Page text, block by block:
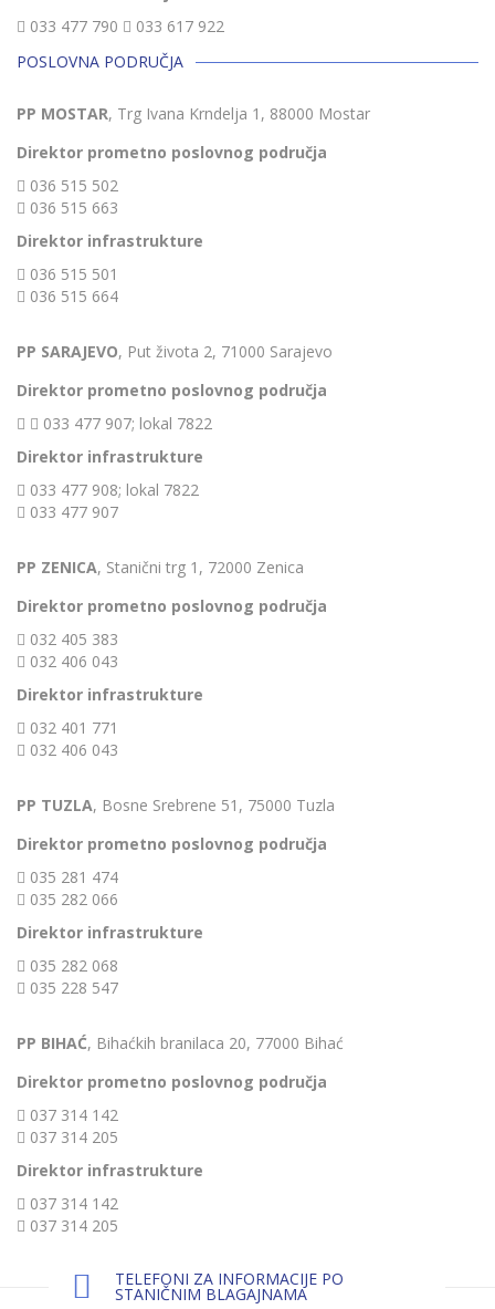
033 477 790
033 617 922
POSLOVNA PODRUČJA
PP MOSTAR, Trg Ivana Krndelja 1, 88000 Mostar
Direktor prometno poslovnog područja
036 515 502
036 515 663
Direktor infrastrukture
036 515 501
036 515 664
PP SARAJEVO, Put života 2, 71000 Sarajevo
Direktor prometno poslovnog područja
033 477 907; lokal 7822
Direktor infrastrukture
033 477 908; lokal 7822
033 477 907
PP ZENICA, Stanični trg 1, 72000 Zenica
Direktor prometno poslovnog područja
032 405 383
032 406 043
Direktor infrastrukture
032 401 771
032 406 043
PP TUZLA, Bosne Srebrene 51, 75000 Tuzla
Direktor prometno poslovnog područja
035 281 474
035 282 066
Direktor infrastrukture
035 282 068
035 228 547
PP BIHAĆ, Bihaćkih branilaca 20, 77000 Bihać
Direktor prometno poslovnog područja
037 314 142
037 314 205
Direktor infrastrukture
037 314 142
037 314 205
TELEFONI ZA INFORMACIJE PO
STANIČNIM BLAGAJNAMA